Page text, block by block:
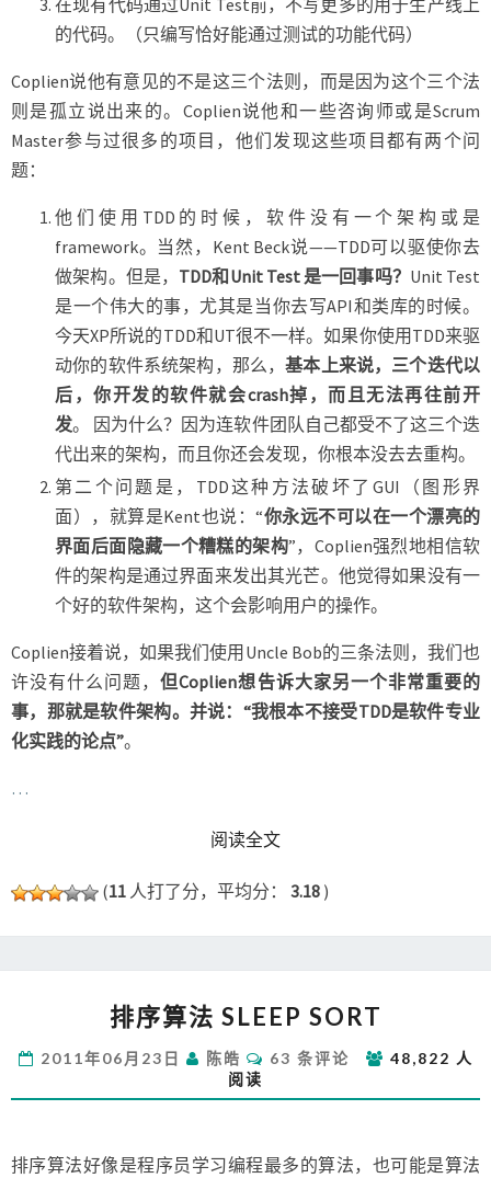
的代码。（只编写恰好能通过测试的功能代码）
Coplien说他有意见的不是这三个法则，而是因为这个三个法
则是孤立说出来的。Coplien说他和一些咨询师或是Scrum
Master参与过很多的项目，他们发现这些项目都有两个问
题：
他们使用TDD的时候，软件没有一个架构或是
framework。当然，Kent Beck说——TDD可以驱使你去
做架构。但是， TDD和Unit Test 是一回事吗？ Unit Test
是一个伟大的事，尤其是当你去写API和类库的时候。
今天XP所说的TDD和UT很不一样。如果你使用TDD来驱
动你的软件系统架构，那么，基本上来说，三个迭代以
后，你开发的软件就会crash掉，而且无法再往前开
发。 因为什么？因为连软件团队自己都受不了这三个迭
代出来的架构，而且你还会发现，你根本没去去重构。
第二个问题是，TDD这种方法破坏了GUI（图形界
面），就算是Kent也说：“你永远不可以在一个漂亮的
界面后面隐藏一个糟糕的架构”，Coplien强烈地相信软
件的架构是通过界面来发出其光芒。他觉得如果没有一
个好的软件架构，这个会影响用户的操作。
Coplien接着说，如果我们使用Uncle Bob的三条法则，我们也
许没有什么问题，但Coplien想告诉大家另一个非常重要的
事，那就是软件架构。并说：“我根本不接受TDD是软件专业
化实践的论点”。
…
阅读全文READ MORE
(11 人打了分，平均分： 3.18 )
序
法
SLEEP
排序算法 SLEEP SORT
2011年06月23日 陈皓
评
论
63 条评论
48,822 人
阅读
排序算法好像是程序员学习编程最多的算法，也可能是算法